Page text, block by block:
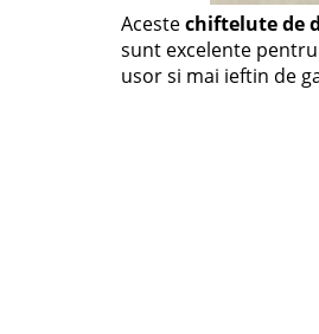
Acestechiftelute de
sunt excelente
usor si mai ieftin de